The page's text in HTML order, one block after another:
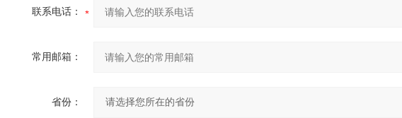
联系电话：
常用邮箱：
省份：